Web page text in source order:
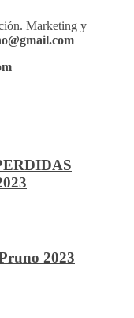
Marketing y
2023